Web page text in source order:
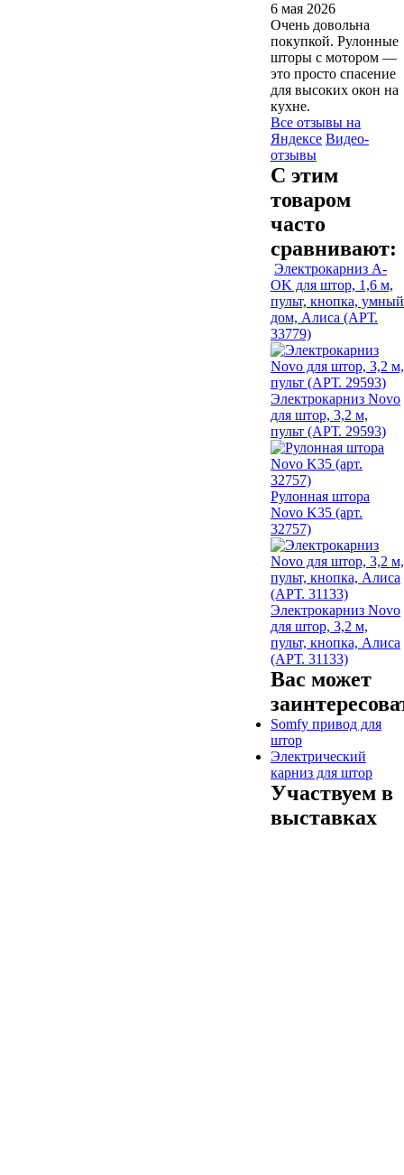
6 мая 2026
Очень довольна
покупкой. Рулонные
шторы с мотором —
это просто спасение
для высоких окон на
кухне.
Все отзывы на
Яндексе Видео-
отзывы
С этим
товаром
часто
сравнивают:
Электрокарниз A-
OK для штор, 1,6 м,
пульт, кнопка, умный
дом, Алиса (АРТ.
33779)
Электрокарниз Novo
для штор, 3,2 м,
пульт (АРТ. 29593)
Рулонная штора
Novo K35 (арт.
32757)
Электрокарниз Novo
для штор, 3,2 м,
пульт, кнопка, Алиса
(АРТ. 31133)
Вас может
Somfy привод для
штор
Электрический
карниз для штор
Участвуем в
выставках